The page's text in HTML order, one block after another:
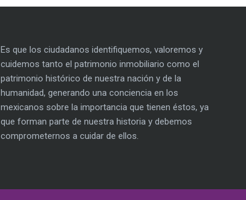
Es que los ciudadanos identifiquemos, valoremos y
cuidemos tanto el patrimonio inmobiliario como el
patrimonio histórico de nuestra nación y de la
humanidad, generando una conciencia en los
mexicanos sobre la importancia que tienen éstos, ya
que forman parte de nuestra historia y debemos
comprometernos a cuidar de ellos.